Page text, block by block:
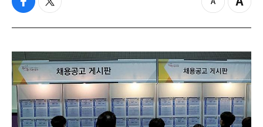
f
c
b
o
o
k
t
i
t
e
r
z
o
o
u
t
Z
o
i
n